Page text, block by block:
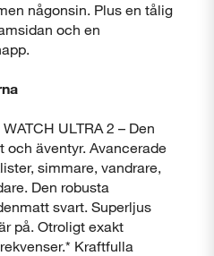
någonsin. Plus en tålig
och en
ULTRA 2 – Den
och äventyr. Avancerade
simmare, vandrare,
Den robusta
svart. Superljus
på. Otroligt exakt
Kraftfulla